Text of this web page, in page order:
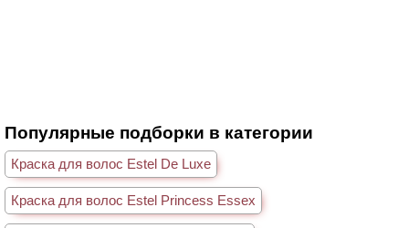
Популярные подборки в категории
Краска для волос Estel De Luxe
Краска для волос Estel Princess Essex